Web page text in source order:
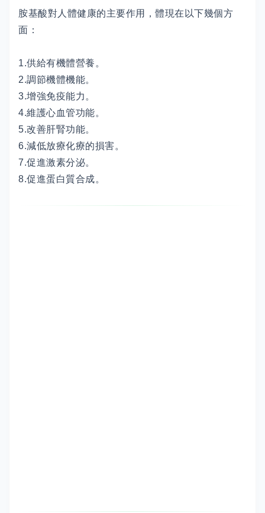
胺基酸對人體健康的主要作用，體現在以下幾個方
面：
1.供給有機體營養。
2.調節機體機能。
3.增強免疫能力。
4.維護心血管功能。
5.改善肝腎功能。
6.減低放療化療的損害。
7.促進激素分泌。
8.促進蛋白質合成。